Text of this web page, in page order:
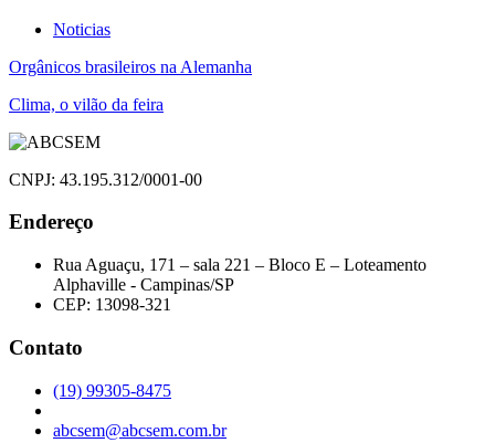
Noticias
Navegação
de
Post
Orgânicos brasileiros na Alemanha
Clima, o vilão da feira
CNPJ: 43.195.312/0001-00
Endereço
Rua Aguaçu, 171 – sala 221 – Bloco E – Loteamento
Alphaville - Campinas/SP
CEP: 13098-321
Contato
(19) 99305-8475
abcsem@abcsem.com.br